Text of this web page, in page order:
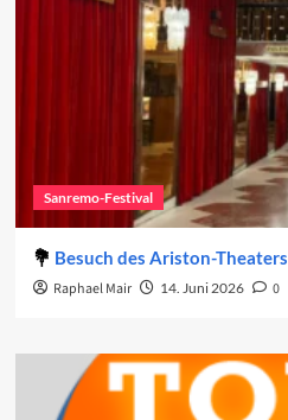
Sanremo-Festival
Besuch des Ariston-Theaters
Raphael Mair 14. Juni 2026 0